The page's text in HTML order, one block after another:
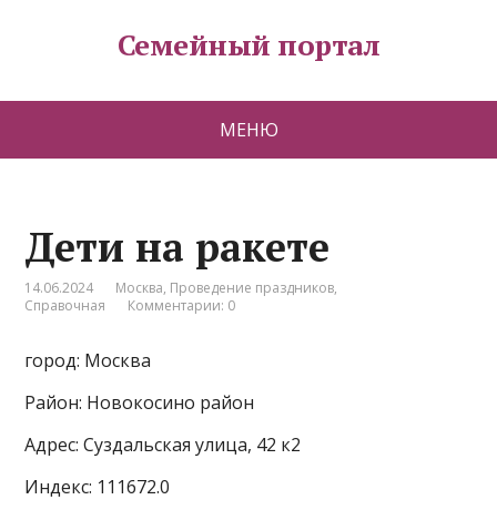
Семейный портал
МЕНЮ
Дети на ракете
14.06.2024 Москва, Проведение праздников,
Справочная
Комментарии: 0
город: Москва
Район: Новокосино район
Адрес: Суздальская улица, 42 к2
Индекс: 111672.0